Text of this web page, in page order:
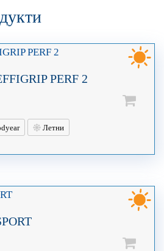
PERF 2
Летни